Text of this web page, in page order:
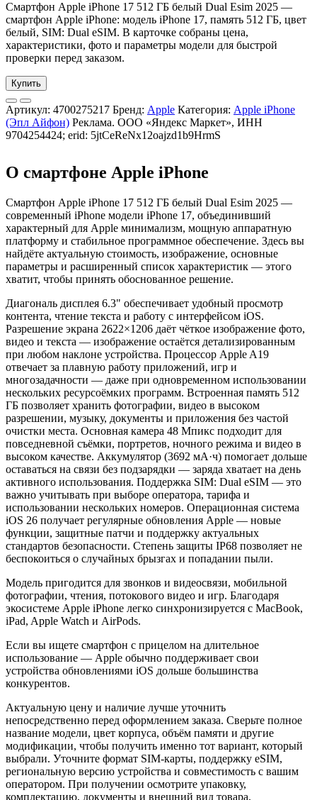
Смартфон Apple iPhone 17 512 ГБ белый Dual Esim 2025 —
смартфон Apple iPhone: модель iPhone 17, память 512 ГБ, цвет
белый, SIM: Dual eSIM. В карточке собраны цена,
характеристики, фото и параметры модели для быстрой
проверки перед заказом.
Купить
Артикул: 4700275217 Бренд: Apple Категория: Apple iPhone
(Эпл Айфон) Реклама. ООО «Яндекс Маркет», ИНН
9704254424; erid: 5jtCeReNx12oajzd1b9HrmS
О смартфоне Apple iPhone
Смартфон Apple iPhone 17 512 ГБ белый Dual Esim 2025 —
современный iPhone модели iPhone 17, объединивший
характерный для Apple минимализм, мощную аппаратную
платформу и стабильное программное обеспечение. Здесь вы
найдёте актуальную стоимость, изображение, основные
параметры и расширенный список характеристик — этого
хватит, чтобы принять обоснованное решение.
Диагональ дисплея 6.3" обеспечивает удобный просмотр
контента, чтение текста и работу с интерфейсом iOS.
Разрешение экрана 2622×1206 даёт чёткое изображение фото,
видео и текста — изображение остаётся детализированным
при любом наклоне устройства. Процессор Apple A19
отвечает за плавную работу приложений, игр и
многозадачности — даже при одновременном использовании
нескольких ресурсоёмких программ. Встроенная память 512
ГБ позволяет хранить фотографии, видео в высоком
разрешении, музыку, документы и приложения без частой
очистки места. Основная камера 48 Мпикс подходит для
повседневной съёмки, портретов, ночного режима и видео в
высоком качестве. Аккумулятор (3692 мА·ч) помогает дольше
оставаться на связи без подзарядки — заряда хватает на день
активного использования. Поддержка SIM: Dual eSIM — это
важно учитывать при выборе оператора, тарифа и
использовании нескольких номеров. Операционная система
iOS 26 получает регулярные обновления Apple — новые
функции, защитные патчи и поддержку актуальных
стандартов безопасности. Степень защиты IP68 позволяет не
беспокоиться о случайных брызгах и попадании пыли.
Модель пригодится для звонков и видеосвязи, мобильной
фотографии, чтения, потокового видео и игр. Благодаря
экосистеме Apple iPhone легко синхронизируется с MacBook,
iPad, Apple Watch и AirPods.
Если вы ищете смартфон с прицелом на длительное
использование — Apple обычно поддерживает свои
устройства обновлениями iOS дольше большинства
конкурентов.
Актуальную цену и наличие лучше уточнить
непосредственно перед оформлением заказа. Сверьте полное
название модели, цвет корпуса, объём памяти и другие
модификации, чтобы получить именно тот вариант, который
выбрали. Уточните формат SIM-карты, поддержку eSIM,
региональную версию устройства и совместимость с вашим
оператором. При получении осмотрите упаковку,
комплектацию, документы и внешний вид товара.